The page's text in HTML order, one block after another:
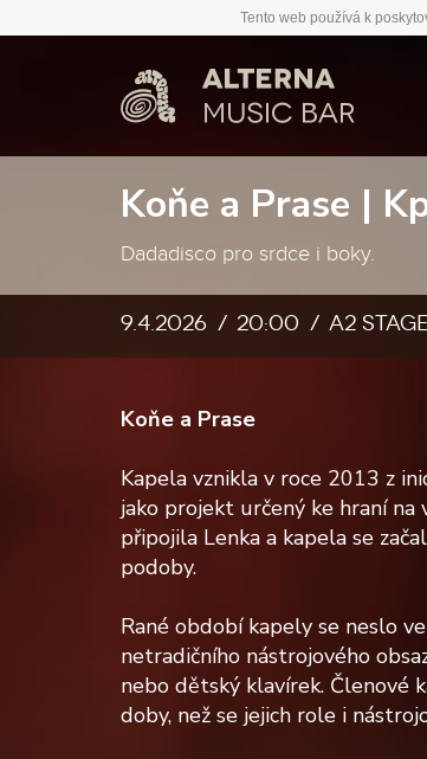
Tento web používá k
Koňe a Prase |
Dadadisco pro srdce i boky.
9.4.2026 20:00 A2
Koňe a Prase
Kapela vznikla v roce 2013 z
jako projekt určený ke hraní na
připojila Lenka a kapela se
podoby.
Rané období kapely se neslo
netradičního nástrojového
nebo dětský klavírek. Členové
doby, než se jejich role i